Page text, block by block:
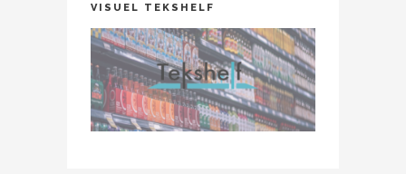
VISUEL TEKSHELF